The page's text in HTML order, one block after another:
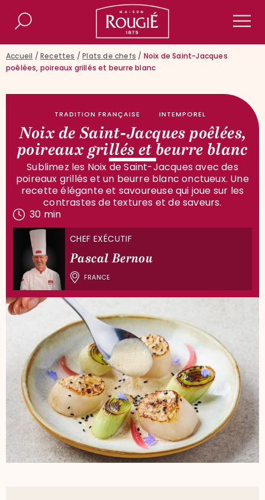
Maison Rougié
Rechercher
Accueil /Recettes /Plats de chefs / Noix de Saint-Jacques
poêlées, poireaux grillés et beurre blanc
TRADITION FRANÇAISE INTEMPOREL
Noix de Saint-Jacques poêlées,
poireaux grillés et beurre blanc
Sublimez les Noix de Saint-Jacques avec des
poireaux grillés et un beurre blanc onctueux. Une
recette élégante et savoureuse qui joue sur les
contrastes de textures et de saveurs.
30 min
CHEF EXÉCUTIF
Pascal Bernou
FRANCE